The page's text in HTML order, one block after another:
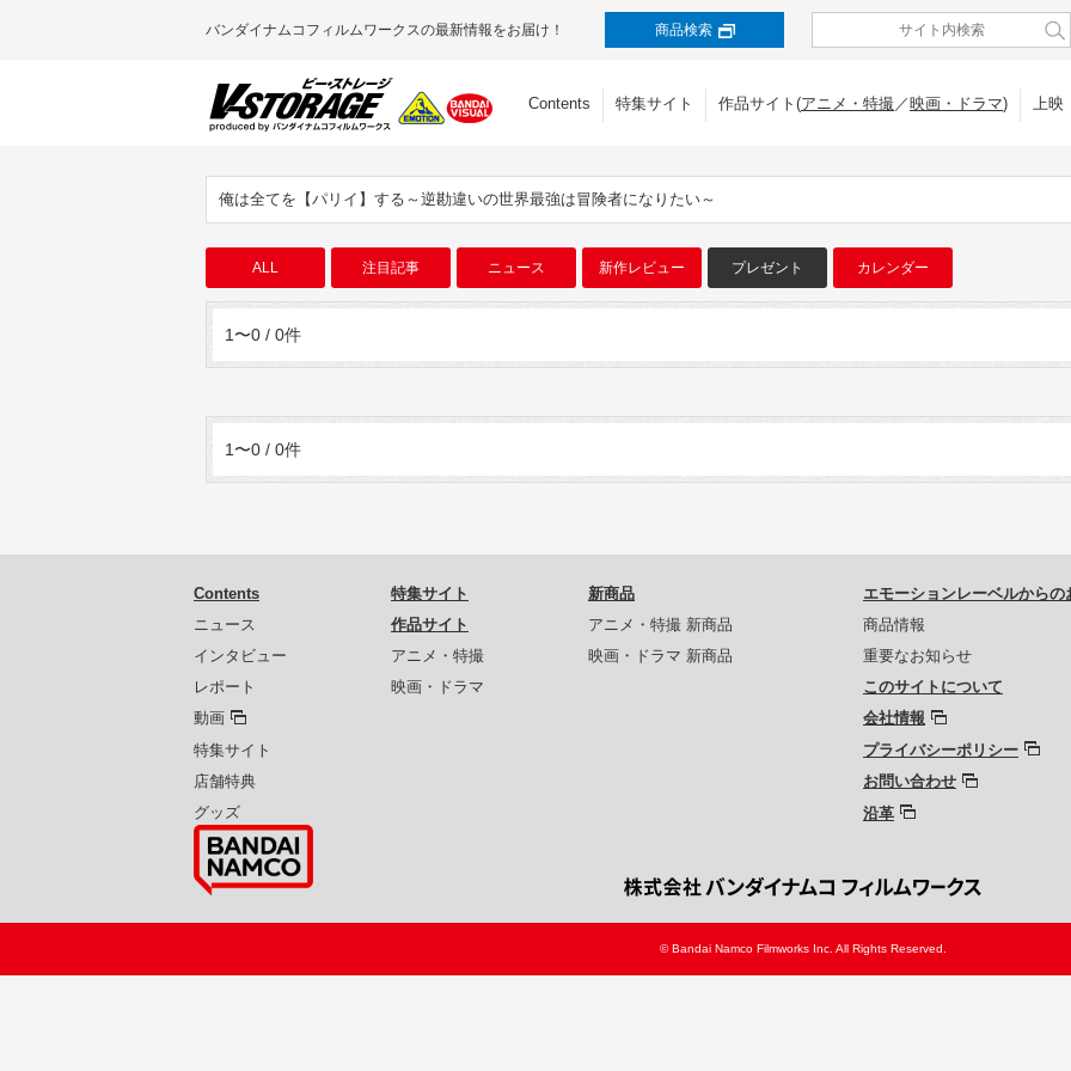
バンダイナムコフィルムワークスの最新情報をお届け！ 商品検索
Contents 特集サイト 作品サイト(アニメ・特撮／映画・ドラマ) 上映
俺は全てを【パリイ】する～逆勘違いの世界最強は冒険者になりたい～
ALL 注目記事 ニュース 新作レビュー プレゼント カレンダー
1〜0 / 0件
1〜0 / 0件
Contents
ニュース
インタビュー
レポート
動画
特集サイト
店舗特典
グッズ
特集サイト
作品サイト
アニメ・特撮
映画・ドラマ
新商品
アニメ・特撮 新商品
映画・ドラマ 新商品
エモーションレーベルからの
商品情報
重要なお知らせ
このサイトについて
会社情報
プライバシーポリシー
お問い合わせ
沿革
© Bandai Namco Filmworks Inc. All Rights Reserved.